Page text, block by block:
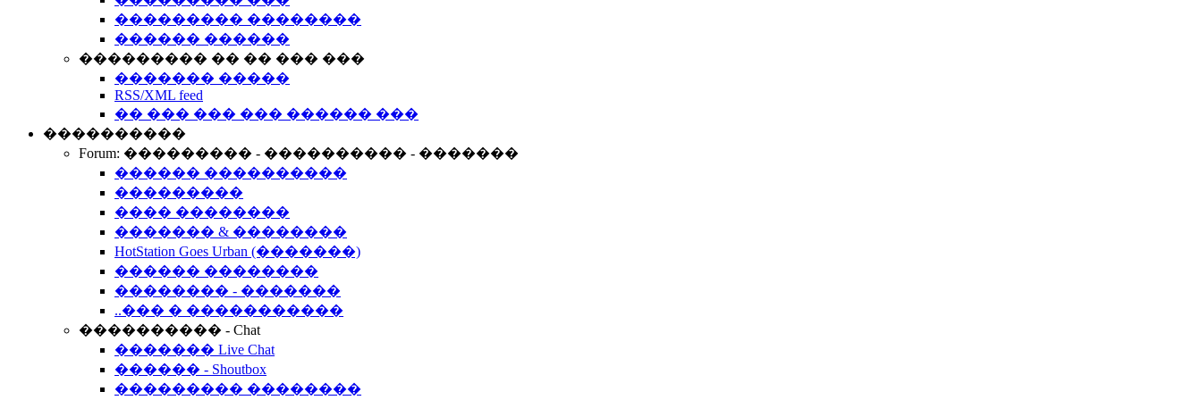
��������� ��������
������ ������
��������� �� �� ��� ���
������� �����
RSS/XML feed
�� ��� ��� ��� ������ ���
����������
Forum: ��������� - ���������� - �������
������ ����������
���������
���� ��������
������� & ��������
HotStation Goes Urban (�������)
������ ��������
�������� - �������
..��� � �����������
���������� - Chat
������� Live Chat
������ - Shoutbox
��������� ��������